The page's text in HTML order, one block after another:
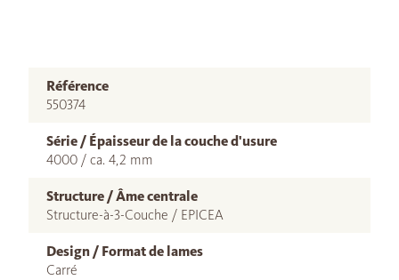
Référence
550374
Série / Épaisseur de la couche d'usure
4000 / ca. 4,2 mm
Structure / Âme centrale
Structure-à-3-Couche / EPICEA
Design / Format de lames
Carré